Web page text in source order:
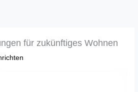
für zukünftiges Wohnen